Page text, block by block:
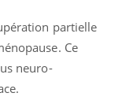
partielle
Ce
neuro-